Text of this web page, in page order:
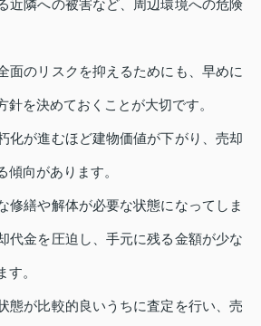
近隣への被害など、周辺環境への危険
面のリスクを抑えるためにも、早めに
針を決めておくことが大切です。
化が進むほど建物価値が下がり、売却
傾向があります。
修繕や解体が必要な状態になってしま
代金を圧迫し、手元に残る金額が少な
す。
態が比較的良いうちに査定を行い、売